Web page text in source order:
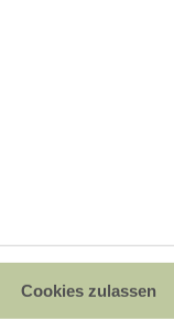
Cookies zulassen